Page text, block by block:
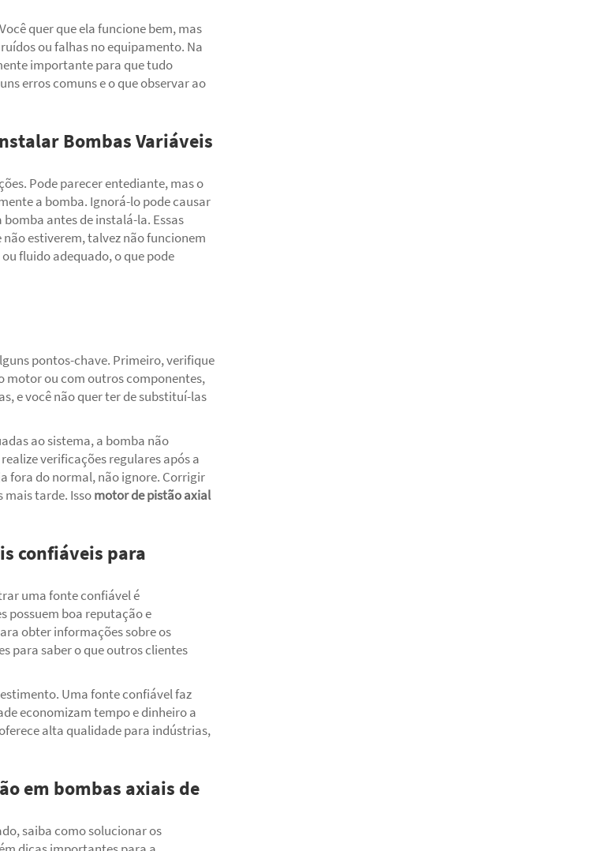
quer que ela funcione bem, mas
ou falhas no equipamento. Na
importante para que tudo
erros comuns e o que observar ao
Bombas Variáveis
Pode parecer entediante, mas o
a bomba. Ignorá-lo pode causar
antes de instalá-la. Essas
estiverem, talvez não funcionem
fluido adequado, o que pode
pontos-chave. Primeiro, verifique
motor ou com outros componentes,
e você não quer ter de substituí-las
ao sistema, a bomba não
verificações regulares após a
fora do normal, não ignore. Corrigir
mais tarde. Issomotor de pistão axial
confiáveis para
uma fonte confiável é
possuem boa reputação e
obter informações sobre os
para saber o que outros clientes
Uma fonte confiável faz
economizam tempo e dinheiro a
alta qualidade para indústrias,
em bombas axiais de
saiba como solucionar os